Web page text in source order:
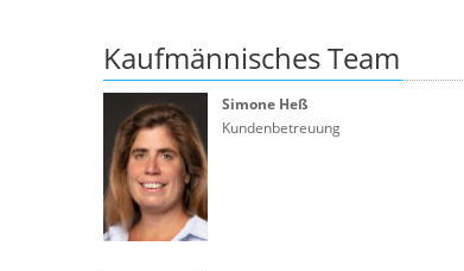
Kaufmännisches Team
Simone Heß
Kundenbetreuung